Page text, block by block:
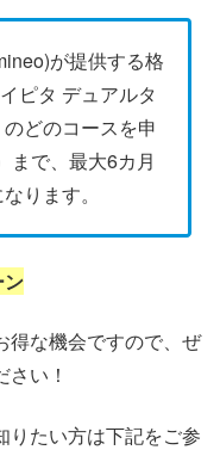
が提供する格
ピタ デュアルタ
どのコースを申
まで、最大6カ月
ります。
ン
得な機会ですので、ぜ
い！
りたい方は下記をご参